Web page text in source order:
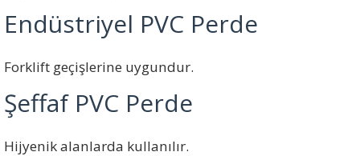
Endüstriyel PVC Perde
Forklift geçişlerine uygundur.
Şeffaf PVC Perde
Hijyenik alanlarda kullanılır.